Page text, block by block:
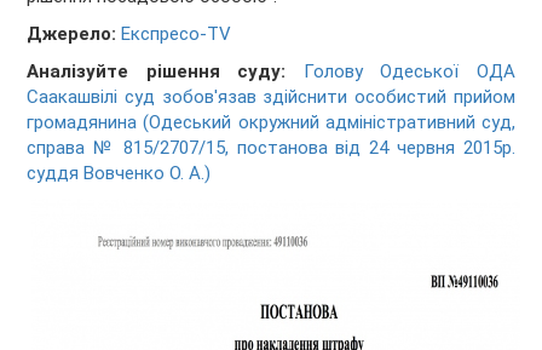
Джерело: Експресо-TV
Аналізуйте рішення суду:
Голову Одеської ОДА
Саакашвілі суд зобов'язав здійснити особистий прийом
громадянина (Одеський окружний адміністративний суд,
справа № 815/2707/15, постанова від 24 червня 2015р.
суддя Вовченко О. А.)